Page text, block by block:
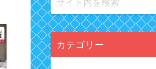
カテゴリー